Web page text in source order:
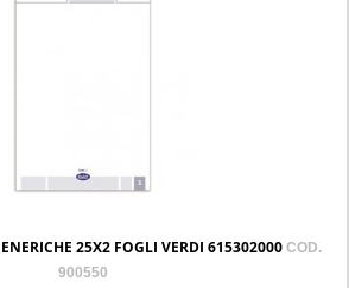
25X2 FOGLI VERDI 615302000 COD.
900550